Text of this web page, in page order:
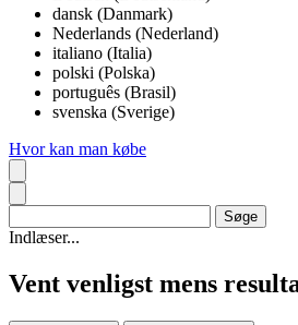
dansk (Danmark)
Nederlands (Nederland)
italiano (Italia)
polski (Polska)
português (Brasil)
svenska (Sverige)
Hvor kan man købe
Indlæser...
Vent venligst mens